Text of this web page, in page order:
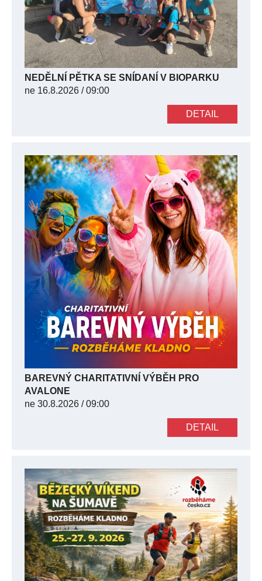
NEDĚLNÍ PĚTKA SE SNÍDANÍ V BIOPARKU
ne 16.8.2026 / 09:00
DETAIL
BAREVNÝ CHARITATIVNÍ VÝBĚH PRO
AVALONE
ne 30.8.2026 / 09:00
DETAIL